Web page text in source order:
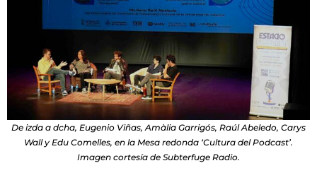
De izda a dcha, Eugenio Viñas, Amàlia Garrigós, Raúl Abeledo, Carys
Wall y Edu Comelles, en la Mesa redonda ‘Cultura del Podcast’.
Imagen cortesía de Subterfuge Radio.